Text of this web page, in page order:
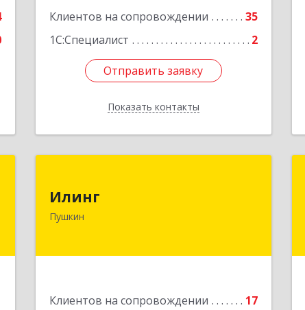
Клиентов на сопровождении
35
1С:Специалист
2
Отправить заявку
Показать контакты
Подробнее
Отправить заявку
Назад
Илинг
Пушкин
Клиентов на сопровождении 17
Удаловская ул, дом № 19, корпус 2,